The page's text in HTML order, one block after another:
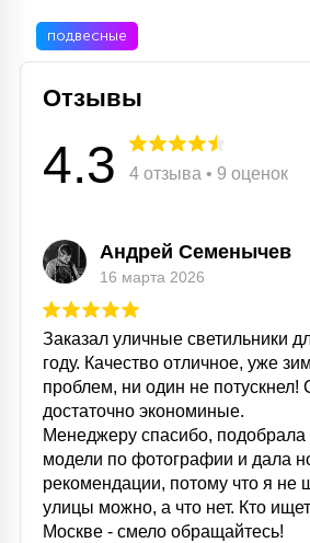
подвесные
Отзывы
4.3 4 отзыва • 9 оценок
Андрей Семенычев
16 марта 2026
Заказал уличные светильники
году. Качество отличное, уже
проблем, ни один не потускнел!
достаточно экономиные.
Менеджеру спасибо,
модели по фотографии и дала
рекомендации, потому что я не
улицы можно, а что нет. Кто
Москве - смело обращайтесь!